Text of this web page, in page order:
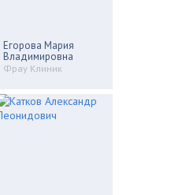
Егорова Мария
Владимировна
Фрау Клиник